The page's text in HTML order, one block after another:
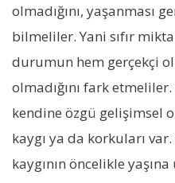
olmadığını, yaşanması
bilmeliler. Yani sıfır
durumun hem gerçekçi
olmadığını fark
kendine özgü gelişimsel
kaygı ya da korkuları
kaygının öncelikle